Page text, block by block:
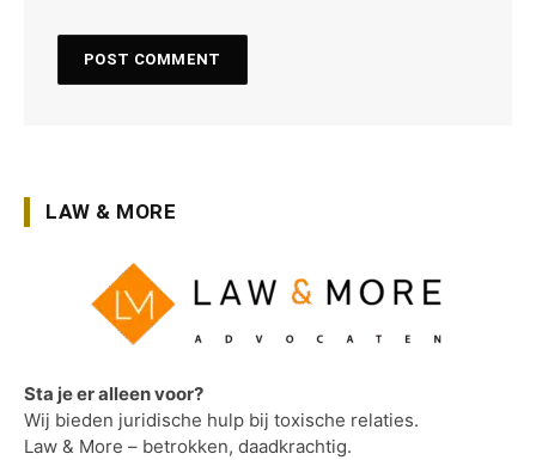
LAW & MORE
Sta je er alleen voor?
Wij bieden juridische hulp bij toxische relaties.
Law & More – betrokken, daadkrachtig.